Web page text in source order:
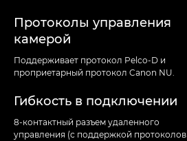
Протоколы управления
камерой
Поддерживает протокол Pelco-D и
проприетарный протокол Canon NU.
Гибкость в подключении
8-контактный разъем удаленного
управления (с поддержкой протоколов